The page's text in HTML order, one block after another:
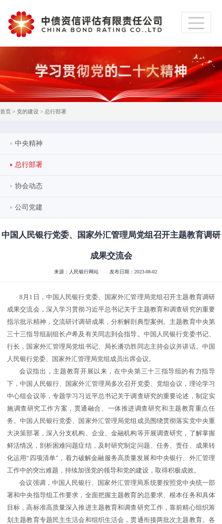
首页 > 党的建设 > 总行部署
中央精神
总行部署
协会动态
公司党建
中国人民银行党委、国家外汇管理局党组召开主题教育调研
成果交流会
来源：人民银行网站 发布日期：2023-08-02
8月1日，中国人民银行党委、国家外汇管理局党组召开主题教育调研
成果交流会，深入学习贯彻习近平总书记关于主题教育和调查研究的重要
指示批示精神，交流研讨调研成果，分析解剖典型案例。主题教育中央第
三十三指导组副组长卢希及有关同志到会指导。中国人民银行党委书记、
行长，国家外汇管理局党组书记、局长潘功胜同志主持会议并讲话。中国
人民银行党委、国家外汇管理局党组成员出席会议。
会议指出，主题教育开展以来，在中央第三十三指导组的有力指导
下，中国人民银行、国家外汇管理局多次召开党委、党组会议，理论学习
中心组会议等，专题学习习近平总书记关于调查研究的重要论述，制定实
施调查研究工作方案，贯通融合、一体推进调查研究和主题教育重点任
务。中国人民银行党委、国家外汇管理局党组成员围绕贯彻落实党中央重
大决策部署，深入分支机构、企业、金融机构等开展调查研究，了解掌握
鲜活情况，剖析困难问题症结，及时研究制定问题、任务、责任、成果转
化运用“四项清单”，着力破解金融服务高质量发展和中央银行、外汇管理
工作中的突出难题，持续加强党的领导和党的建设，取得积极成效。
会议强调，中国人民银行、国家外汇管理局系统要按照党中央统一部
署和中央指导组工作要求，全面把握主题教育的总要求、根本任务和具体
目标，高标准高质量深入推进主题教育和调查研究工作，靠前精心组织筹
划主题教育专题民主生活会和组织生活会，贯通衔接两批次主题教育。各